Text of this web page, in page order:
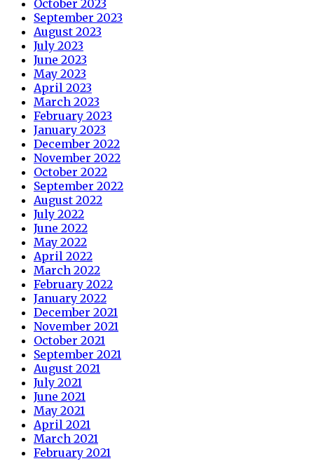
October 2023
September 2023
August 2023
July 2023
June 2023
May 2023
April 2023
March 2023
February 2023
January 2023
December 2022
November 2022
October 2022
September 2022
August 2022
July 2022
June 2022
May 2022
April 2022
March 2022
February 2022
January 2022
December 2021
November 2021
October 2021
September 2021
August 2021
July 2021
June 2021
May 2021
April 2021
March 2021
February 2021